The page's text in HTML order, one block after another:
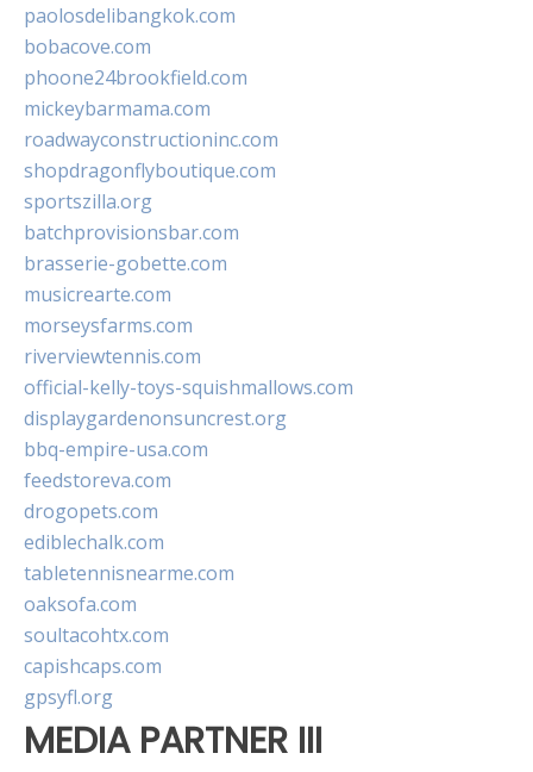
paolosdelibangkok.com
bobacove.com
phoone24brookfield.com
mickeybarmama.com
roadwayconstructioninc.com
shopdragonflyboutique.com
sportszilla.org
batchprovisionsbar.com
brasserie-gobette.com
musicrearte.com
morseysfarms.com
riverviewtennis.com
official-kelly-toys-squishmallows.com
displaygardenonsuncrest.org
bbq-empire-usa.com
feedstoreva.com
drogopets.com
ediblechalk.com
tabletennisnearme.com
oaksofa.com
soultacohtx.com
capishcaps.com
gpsyfl.org
MEDIA PARTNER III